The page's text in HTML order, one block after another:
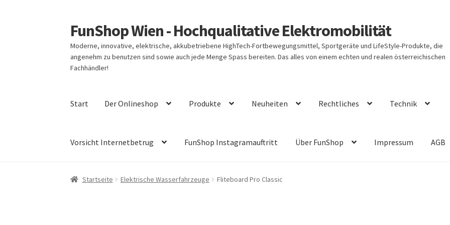
Zur
Navigation
springen
Zum
Inhalt
springen
FunShop Wien - Hochqualitative Elektromobilität
Moderne, innovative, elektrische, akkubetriebene HighTech-Fortbewegungsmittel, Sportgeräte und LifeStyle-Produkte, die
angenehm zu benutzen sind sowie auch jede Menge Spass bereiten. Das alles von einem echten und realen österreichischen
Fachhändler!
Start Der Onlineshop Produkte Neuheiten Rechtliches Technik
Vorsicht Internetbetrug FunShop Instagramauftritt Über FunShop Impressum AGB
Startseite Elektrische Wasserfahrzeuge Fliteboard Pro Classic